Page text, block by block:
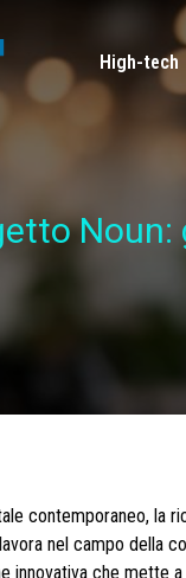
High-tech
contemporaneo, la
nel campo della
innovativa che mette